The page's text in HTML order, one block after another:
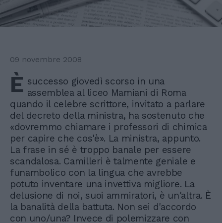
09 novembre 2008
È successo giovedì scorso in una
assemblea al liceo Mamiani di Roma
quando il celebre scrittore, invitato a parlare
del decreto della ministra, ha sostenuto che
«dovremmo chiamare i professori di chimica
per capire che cos'è». La ministra, appunto.
La frase in sé è troppo banale per essere
scandalosa. Camilleri è talmente geniale e
funambolico con la lingua che avrebbe
potuto inventare una invettiva migliore. La
delusione di noi, suoi ammiratori, è un'altra. È
la banalità della battuta. Non sei d'accordo
con uno/una? Invece di polemizzare con